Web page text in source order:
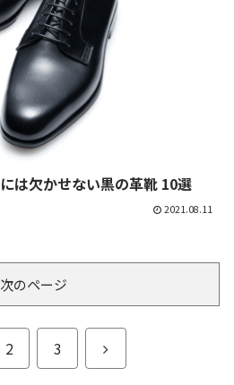
は欠かせない黒の革靴 10選
2021.08.11
次のページ
2 3
次